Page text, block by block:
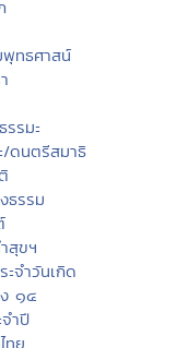
ทธศาสน์
รรมะ
/ดนตรีสมาธิ
ธรรม
สุขฯ
จำวันเกิด
๑๔
ำปี